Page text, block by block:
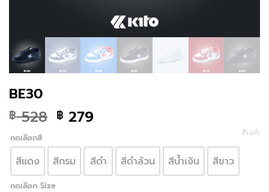
BE30
฿528 Original
was:
฿ 528.
฿ 279Current
is:
฿ 279.
กดเลือกสี
สีแดง สีกรม สีดำ สีดำล้วน สีน้ำเงิน สีขาว
กดเลือก Size
ล้างค่า